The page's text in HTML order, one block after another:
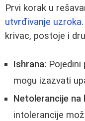
Prvi korak u
utvrđivanje uzroka
krivac, postoje i
Ishrana: Pojedini
mogu izazvati
Netolerancije na
intolerancije